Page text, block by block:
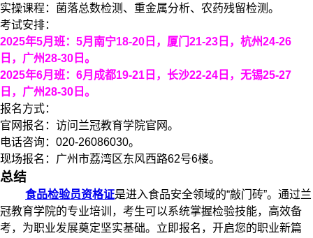
实操课程：菌落总数检测、重金属分析、农药残留检测。
考试安排：
2025年5月班：5月南宁18-20日，厦门21-23日，杭州24-26
日，广州28-30日。
2025年6月班：6月成都19-21日，长沙22-24日，无锡25-27
日，广州28-30日。
报名方式：
官网报名：访问兰冠教育学院官网。
电话咨询：020-26086030。
现场报名：广州市荔湾区东风西路62号6楼。
总结
食品检验员资格证是进入食品安全领域的“敲门砖”。通过兰
冠教育学院的专业培训，考生可以系统掌握检验技能，高效备
考，为职业发展奠定坚实基础。立即报名，开启您的职业新篇